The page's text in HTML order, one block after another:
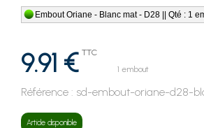
Embout Oriane - Blanc mat - D28 || Qté : 1
9.91 € TTC
1 embout
Référence : sd-embout-oriane-d28-
Article disponible